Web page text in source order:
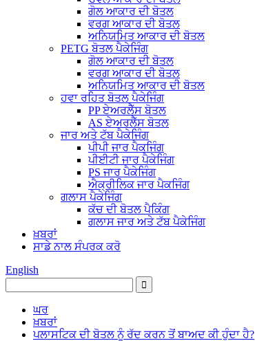
ਗੋਲ ਆਕਾਰ ਦੀ ਬੋਤਲ
ਵਰਗ ਆਕਾਰ ਦੀ ਬੋਤਲ
ਅਨਿਯਮਿਤ ਆਕਾਰ ਦੀ ਬੋਤਲ
PETG ਬੋਤਲ ਪੈਕੇਜਿੰਗ
ਗੋਲ ਆਕਾਰ ਦੀ ਬੋਤਲ
ਵਰਗ ਆਕਾਰ ਦੀ ਬੋਤਲ
ਅਨਿਯਮਿਤ ਆਕਾਰ ਦੀ ਬੋਤਲ
ਹਵਾ ਰਹਿਤ ਬੋਤਲ ਪੈਕੇਜਿੰਗ
PP ਏਅਰਲੈੱਸ ਬੋਤਲ
AS ਏਅਰਲੈੱਸ ਬੋਤਲ
ਜਾਰ ਅਤੇ ਟੱਬ ਪੈਕੇਜਿੰਗ
ਪੀਪੀ ਜਾਰ ਪੈਕਜਿੰਗ
ਪੀਈਟੀ ਜਾਰ ਪੈਕੇਜਿੰਗ
PS ਜਾਰ ਪੈਕੇਜਿੰਗ
ਐਕ੍ਰੀਲਿਕ ਜਾਰ ਪੈਕਜਿੰਗ
ਗਲਾਸ ਪੈਕੇਜਿੰਗ
ਕੱਚ ਦੀ ਬੋਤਲ ਪੈਕਿੰਗ
ਗਲਾਸ ਜਾਰ ਅਤੇ ਟੱਬ ਪੈਕੇਜਿੰਗ
ਖ਼ਬਰਾਂ
ਸਾਡੇ ਨਾਲ ਸੰਪਰਕ ਕਰੋ
English
ਘਰ
ਖ਼ਬਰਾਂ
ਪਲਾਸਟਿਕ ਦੀ ਬੋਤਲ ਨੂੰ ਰੱਦ ਕਰਨ ਤੋਂ ਬਾਅਦ ਕੀ ਹੁੰਦਾ ਹੈ?